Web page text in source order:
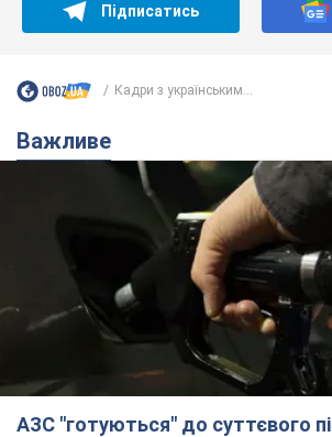
Підписатись
Кадри з українським...
Важливе
АЗС "готуються" до суттєвого